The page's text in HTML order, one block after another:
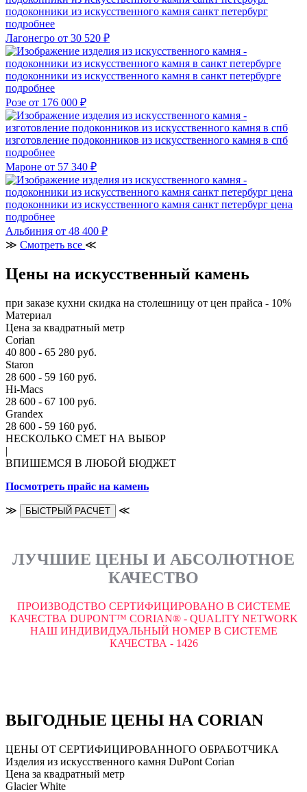
подоконники из искусственного камня санкт петербург
подробнее
Лагонегро от 30 520 ₽
подоконники из искусственного камня в санкт петербурге
подробнее
Розе от 176 000 ₽
изготовление подоконников из искусственного камня в спб
подробнее
Мароне от 57 340 ₽
подоконники из искусственного камня санкт петербург цена
подробнее
Альбиния от 48 400 ₽
≫ Смотреть все ≪
Цены на искусственный камень
при заказе кухни скидка на столешницу от цен прайса - 10%
Материал
Цена за квадратный метр
Corian
40 800 - 65 280 руб.
Staron
28 600 - 59 160 руб.
Hi-Macs
28 600 - 67 100 руб.
Grandex
28 600 - 59 160 руб.
НЕСКОЛЬКО СМЕТ НА ВЫБОР
|
ВПИШЕМСЯ В ЛЮБОЙ БЮДЖЕТ
Посмотреть прайс на камень
≫ БЫСТРЫЙ РАСЧЕТ ≪
ЛУЧШИЕ ЦЕНЫ И АБСОЛЮТНОЕ
КАЧЕСТВО
ПРОИЗВОДСТВО СЕРТИФИЦИРОВАНО В СИСТЕМЕ
КАЧЕСТВА DUPONT™ CORIAN® - QUALITY NETWORK
НАШ ИНДИВИДУАЛЬНЫЙ НОМЕР В СИСТЕМЕ
КАЧЕСТВА - 1426
ВЫГОДНЫЕ ЦЕНЫ НА CORIAN
ЦЕНЫ ОТ СЕРТИФИЦИРОВАННОГО ОБРАБОТЧИКА
Изделия из искусственного камня DuPont Corian
Цена за квадратный метр
Glacier White